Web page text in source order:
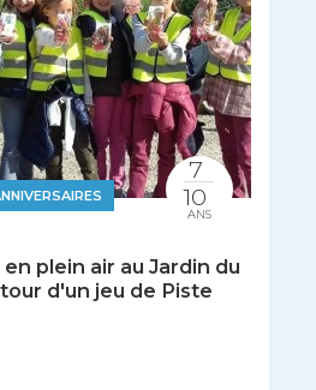
plein air au Jardin du
d'un jeu de Piste
7
10
ANS